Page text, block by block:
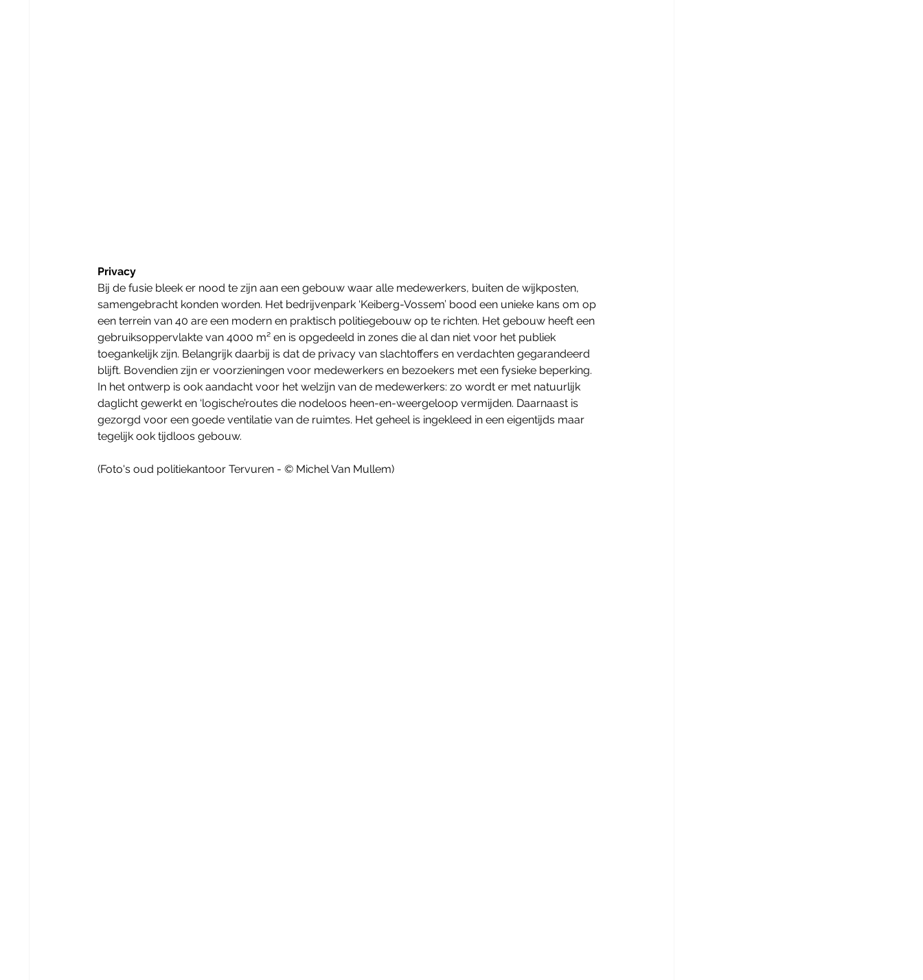
Privacy
Bij de fusie bleek er nood te zijn aan een gebouw waar alle medewerkers, buiten de wijkposten,
samengebracht konden worden. Het bedrijvenpark ‘Keiberg-Vossem’ bood een unieke kans om op
een terrein van 40 are een modern en praktisch politiegebouw op te richten. Het gebouw heeft een
gebruiksoppervlakte van 4000 m² en is opgedeeld in zones die al dan niet voor het publiek
toegankelijk zijn. Belangrijk daarbij is dat de privacy van slachtoffers en verdachten gegarandeerd
blijft. Bovendien zijn er voorzieningen voor medewerkers en bezoekers met een fysieke beperking.
In het ontwerp is ook aandacht voor het welzijn van de medewerkers: zo wordt er met natuurlijk
daglicht gewerkt en ‘logische’routes die nodeloos heen-en-weergeloop vermijden. Daarnaast is
gezorgd voor een goede ventilatie van de ruimtes. Het geheel is ingekleed in een eigentijds maar
tegelijk ook tijdloos gebouw.
(Foto's oud politiekantoor Tervuren - © Michel Van Mullem)